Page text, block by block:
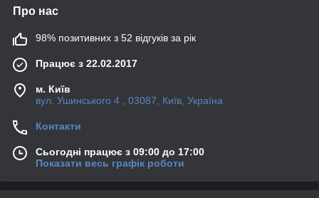
Про нас
98% позитивних з 52 відгуків за рік
Працює з 22.02.2017
м. Київ
вул. Ушинського 4 , 03087, Київ, Україна
Контакти
Сьогодні працює з 09:00 до 17:00
Показати весь графік роботи